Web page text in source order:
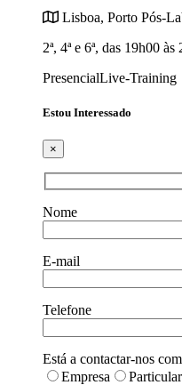
Lisboa, Porto Pós-
2ª, 4ª e 6ª, das 19h00 às
PresencialLive-Training
Estou Interessado
×
Nome
E-mail
Telefone
Está a contactar-nos
Empresa
Particular